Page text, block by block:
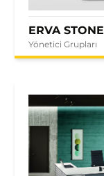
ERVA STONE
Yönetici Grupları